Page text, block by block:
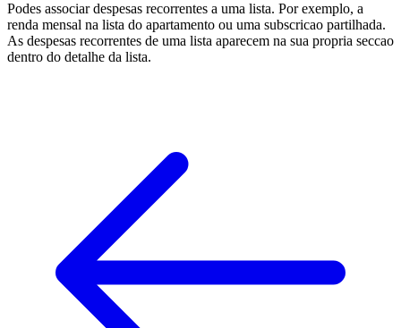
Podes associar despesas recorrentes a uma lista. Por exemplo, a
renda mensal na lista do apartamento ou uma subscricao partilhada.
As despesas recorrentes de uma lista aparecem na sua propria seccao
dentro do detalhe da lista.